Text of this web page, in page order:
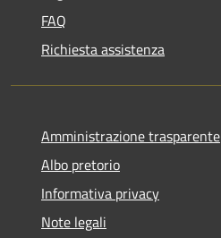
FAQ
Richiesta assistenza
Amministrazione trasparente
Albo pretorio
Informativa privacy
Note legali